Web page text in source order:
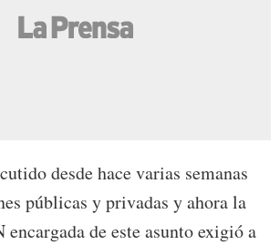
desde hace varias semanas
públicas y privadas y ahora la
de este asunto exigió a